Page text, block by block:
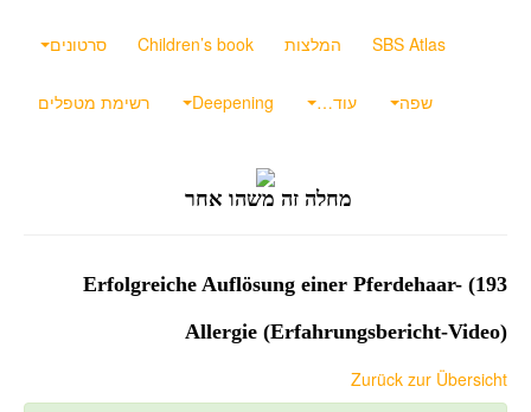
סרטונים Children’s book המלצות SBS Atlas
רשימת מטפלים Deepening עוד… שפה
מחלה זה משהו אחר
193) Erfolgreiche Auflösung einer Pferdehaar-
Allergie (Erfahrungsbericht-Video)
Zurück zur Übersicht